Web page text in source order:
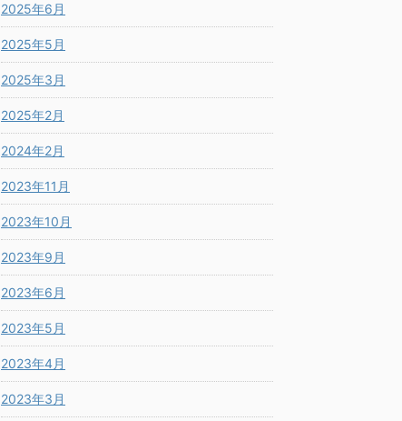
2025年6月
2025年5月
2025年3月
2025年2月
2024年2月
2023年11月
2023年10月
2023年9月
2023年6月
2023年5月
2023年4月
2023年3月